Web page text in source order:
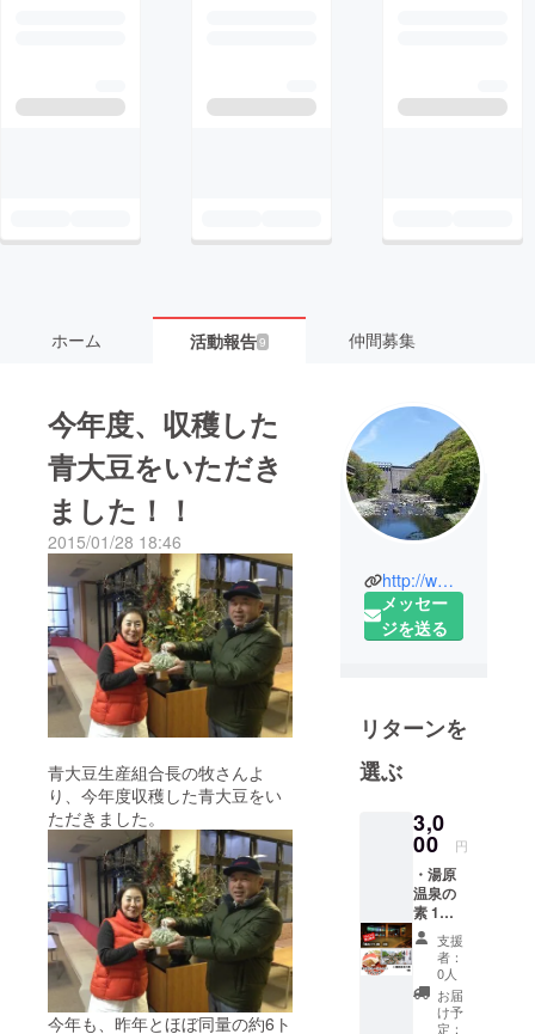
ホーム 活動報告9 仲間募集
今年度、収穫した
青大豆をいただき
ました！！
2015/01/28 18:46
青大豆生産組合長の牧さんよ
り、今年度収穫した青大豆をい
ただきました。
今年も、昨年とほぼ同量の約6ト
http://www.yubara.com/
メッセー
ジを送る
リターンを
選ぶ
3,0
00 円
・湯原
温泉の
素 1箱
・“FAA
VO岡
山”限定
「湯め
ぐり」
券 2枚
支援
者：
0人
お届
け予
定：